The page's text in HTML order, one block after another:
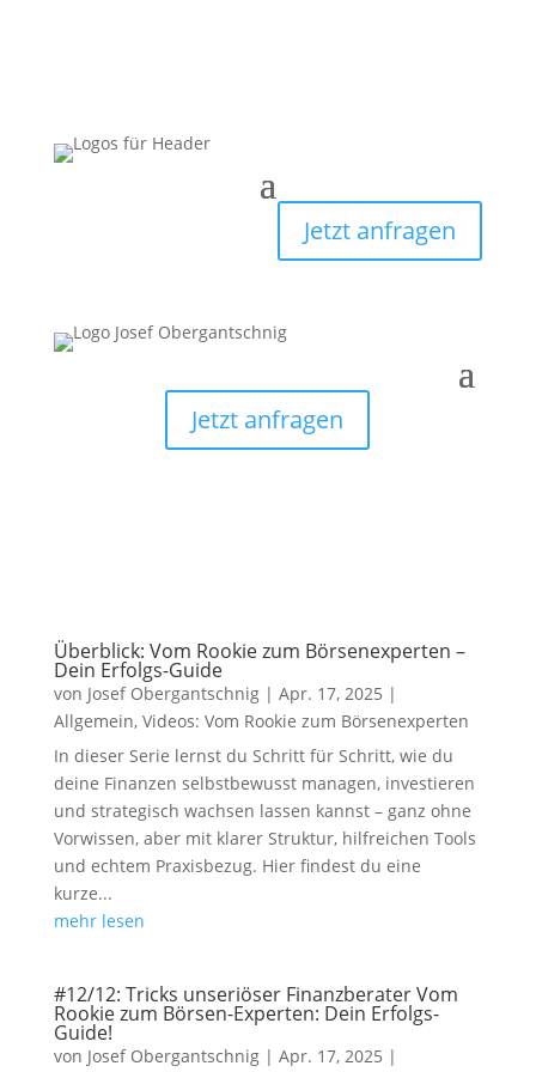
Jetzt anfragen
Jetzt anfragen
Überblick: Vom Rookie zum Börsenexperten –
Dein Erfolgs-Guide
von Josef Obergantschnig| Apr. 17, 2025 |
Allgemein, Videos: Vom Rookie zum Börsenexperten
In dieser Serie lernst du Schritt für Schritt, wie du
deine Finanzen selbstbewusst managen, investieren
und strategisch wachsen lassen kannst – ganz ohne
Vorwissen, aber mit klarer Struktur, hilfreichen Tools
und echtem Praxisbezug. Hier findest du eine
kurze...
mehr lesen
#12/12: Tricks unseriöser Finanzberater Vom
Rookie zum Börsen-Experten: Dein Erfolgs-
Guide!
von Josef Obergantschnig| Apr. 17, 2025 |